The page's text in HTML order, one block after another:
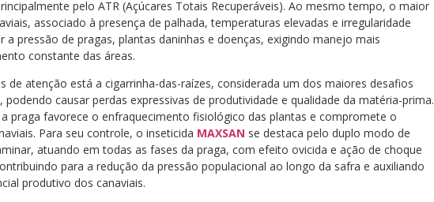
pelo ATR (Açúcares Totais Recuperáveis). Ao mesmo tempo, o maior
associado à presença de palhada, temperaturas elevadas e irregularidade
a pressão de pragas, plantas daninhas e doenças, exigindo manejo mais
constante das áreas.
de atenção está a cigarrinha-das-raízes, considerada um dos maiores desafios
causar perdas expressivas de produtividade e qualidade da matéria-prima.
praga favorece o enfraquecimento fisiológico das plantas e compromete o
Para seu controle, o inseticida MAXSAN se destaca pelo duplo modo de
atuando em todas as fases da praga, com efeito ovicida e ação de choque
para a redução da pressão populacional ao longo da safra e auxiliando
produtivo dos canaviais.